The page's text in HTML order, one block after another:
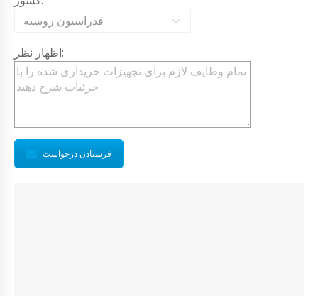
فدراسیون روسیه
اظهار نظر:
فرستادن درخواست